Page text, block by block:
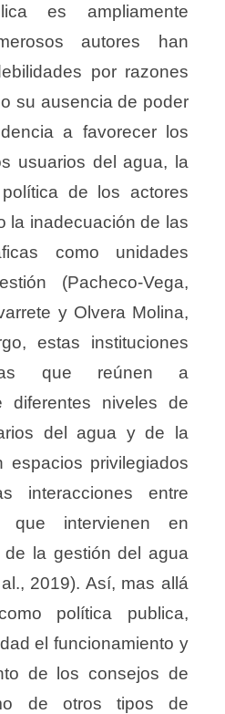
es ampliamente
autores han
por razones
su ausencia de poder
a favorecer los
usuarios del agua, la
de los actores
la inadecuación de las
como unidades
(Pacheco-Vega,
y Olvera Molina,
estas instituciones
que reúnen a
diferentes niveles de
del agua y de la
espacios privilegiados
interacciones entre
que intervienen en
de la gestión del agua
2019). Así, mas allá
política publica,
el funcionamiento y
de los consejos de
de otros tipos de